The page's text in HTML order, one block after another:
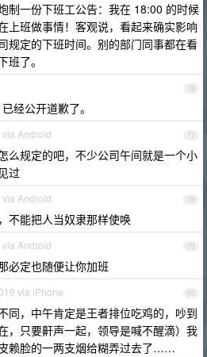
制一份下班工公告：我在 18:00 的时候
上班做事情！客观说，看起来确实影响
规定的下班时间。别的部门同事都在看
了。
76
经公开道歉了。
77
Android
么规定的吧，不少公司午间就是一个小
过
78
Android
不能把人当奴隶那样使唤
79
Android
必定也随便让你加班
80
via iPhone
同，中午肯定是王者排位吃鸡的，吵到
，只要鼾声一起，领导是喊不醒滴）我
赖脸的一两支烟给糊弄过去了……